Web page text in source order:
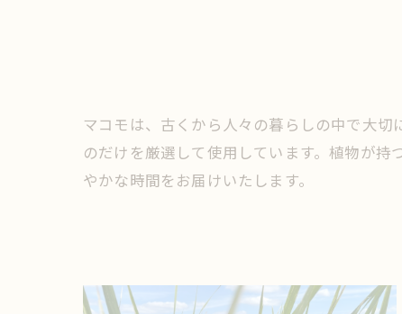
マコモは、古くから人々の暮らしの中で大
のだけを厳選して使用しています。植物が
やかな時間をお届けいたします。